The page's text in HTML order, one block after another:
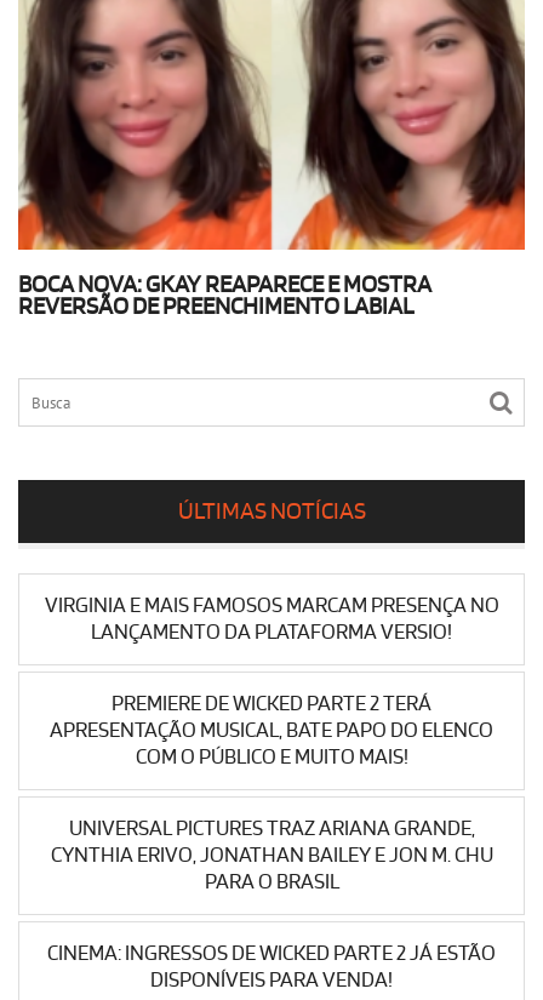
BOCA NOVA: GKAY REAPARECE E MOSTRA
REVERSÃO DE PREENCHIMENTO LABIAL
ÚLTIMAS NOTÍCIAS
VIRGINIA E MAIS FAMOSOS MARCAM PRESENÇA NO
LANÇAMENTO DA PLATAFORMA VERSIO!
PREMIERE DE WICKED PARTE 2 TERÁ
APRESENTAÇÃO MUSICAL, BATE PAPO DO ELENCO
COM O PÚBLICO E MUITO MAIS!
UNIVERSAL PICTURES TRAZ ARIANA GRANDE,
CYNTHIA ERIVO, JONATHAN BAILEY E JON M. CHU
PARA O BRASIL
CINEMA: INGRESSOS DE WICKED PARTE 2 JÁ ESTÃO
DISPONÍVEIS PARA VENDA!